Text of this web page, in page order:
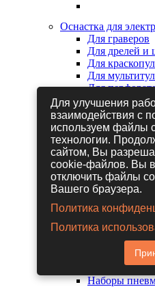
Оснастка для
Для граверов
Для дрелей и
Для
Для
Для
Для
Для
Для фрезеров
Для
Для
Для
Для
Для
Гайковерты
Дрели
Другие
Наборы
Для улучшения
взаимодействия с
используем файлы
технологии.
сайтом, Вы
cookie-файлов. Вы
отключить файлы
Вашего браузера.
Политика
Политика